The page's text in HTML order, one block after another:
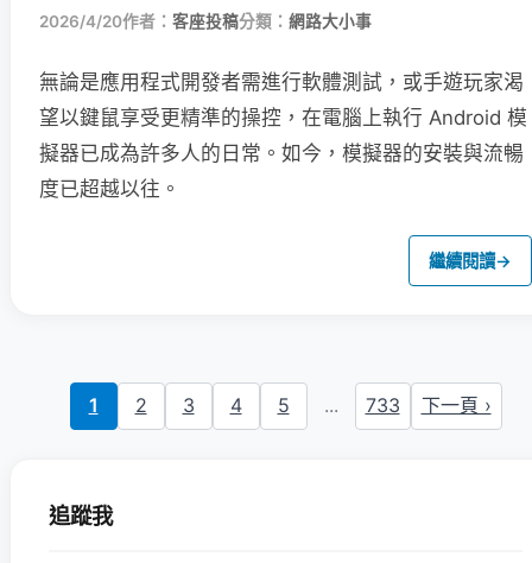
2026/4/20作者： 客座投稿分類： 網路大小事
無論是應用程式開發者需進行軟體測試，或手遊玩家渴
望以鍵鼠享受更精準的操控，在電腦上執行 Android 模
擬器已成為許多人的日常。如今，模擬器的安裝與流暢
度已超越以往。
繼續閱讀→
1 2 3 4 5 ... 733 下一頁 ›
追蹤我